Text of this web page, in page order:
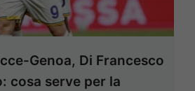
Genoa, Di Francesco
cosa serve per la